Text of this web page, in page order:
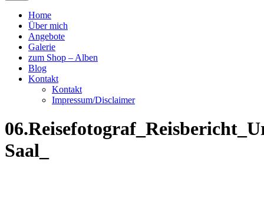
Home
Über mich
Angebote
Galerie
zum Shop – Alben
Blog
Kontakt
Kontakt
Impressum/Disclaimer
Saal_